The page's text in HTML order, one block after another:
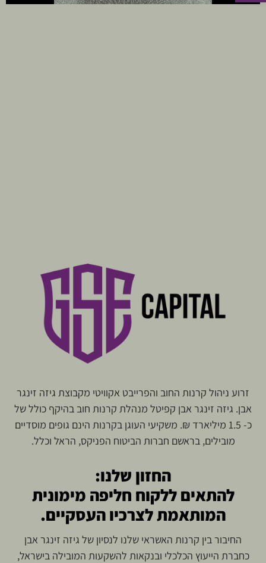
זרוע ניהול קרנות החוב והפרייבט אקוויטי מקבוצת גיזה זינגר
אבן. גיזה זינגר אבן קפיטל מנהלת קרנות חוב בהיקף כולל של
כ- 1.5 מיליארד ₪. משקיעי העוגן בקרנות הינם גופים מוסדיים
מובילים, בראשם חברות הביטוח הפניקס, הראל וכלל.
החזון שלנו:
להתאים ללקוח חליפה מימונית
המותאמת לצרכיו העסקיים.
החיבור בין קרנות האשראי שלנו לנסיון של גיזה זינגר אבן
כחברת הייעוץ הכלכלי ובנקאות להשקעות המובילה בישראל,